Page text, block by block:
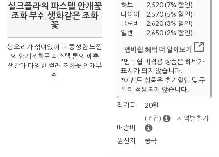
실크플라워 파스텔 안개꽃
조화 부쉬 생화같은 조화
꽃
봉오리가 섞여있어 더 풍성한 느낌
의 안개조화로 파스텔 톤의 예쁜
색감과 다양한 컬러 조화꽃 안개부
쉬
하트
2,520 (7% 할인)
다이아
2,570 (5% 할인)
클로바
2,620 (3% 할인)
일반
2,650 (2% 할인)
멤버쉽 혜택 더 알아보기
*멤버쉽 비적용 상품은 혜택가
표시가 되지 않습니다.
*이벤트 상품은 추가할인 및 쿠
폰이 적용되지 않습니다.
적립금
20원
배송비
(조건) 지역별추가
원산지 중국